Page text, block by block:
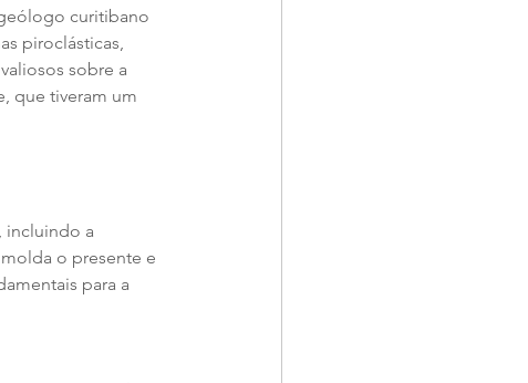
curitibano
piroclásticas,
sobre a
que tiveram um
incluindo a
o presente e
para a